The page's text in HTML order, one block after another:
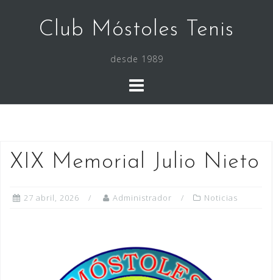
contenidoClub Móstoles Tenis
desde 1989
XIX Memorial Julio Nieto
27 abril, 2026 Administrador Noticias